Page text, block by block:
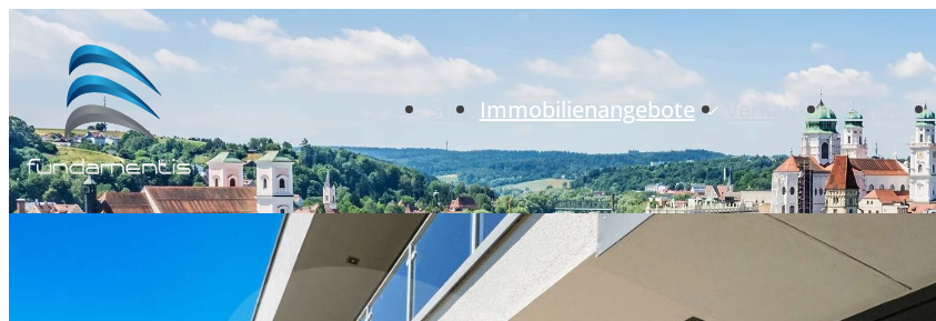
Start Immobilienangebote
Neubauprojekte
Immobilienangebote
Referenzimmobilien
VerkaufenVermieten